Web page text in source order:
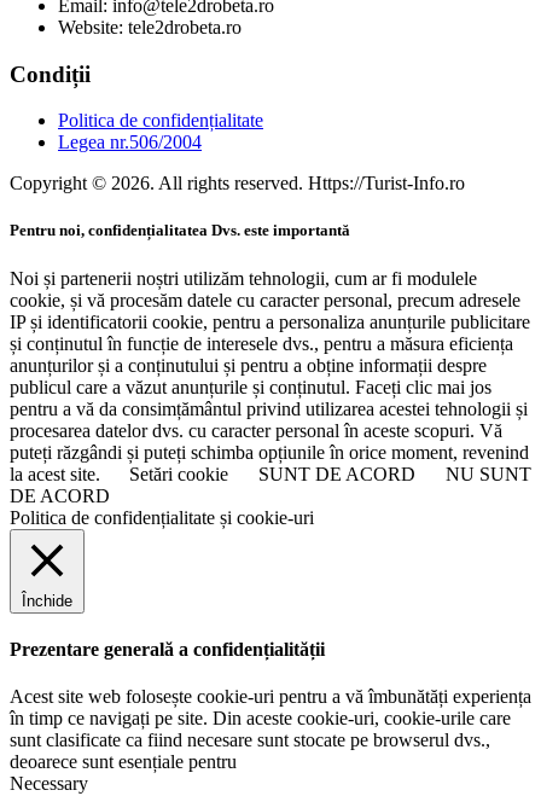
Email: info@tele2drobeta.ro
Website: tele2drobeta.ro
Condiții
Politica de confidențialitate
Legea nr.506/2004
Copyright © 2026. All rights reserved. Https://Turist-Info.ro
Pentru noi, confidențialitatea Dvs. este importantă
Noi și partenerii noștri utilizăm tehnologii, cum ar fi modulele
cookie, și vă procesăm datele cu caracter personal, precum adresele
IP și identificatorii cookie, pentru a personaliza anunțurile publicitare
și conținutul în funcție de interesele dvs., pentru a măsura eficiența
anunțurilor și a conținutului și pentru a obține informații despre
publicul care a văzut anunțurile și conținutul. Faceți clic mai jos
pentru a vă da consimțământul privind utilizarea acestei tehnologii și
procesarea datelor dvs. cu caracter personal în aceste scopuri. Vă
puteți răzgândi și puteți schimba opțiunile în orice moment, revenind
la acest site.
Setări cookie SUNT DE ACORD
NU SUNT
DE ACORD
Politica de confidențialitate și cookie-uri
Închide
Prezentare generală a confidențialității
Acest site web folosește cookie-uri pentru a vă îmbunătăți experiența
în timp ce navigați pe site. Din aceste cookie-uri, cookie-urile care
sunt clasificate ca fiind necesare sunt stocate pe browserul dvs.,
deoarece sunt esențiale pentru
Necessary